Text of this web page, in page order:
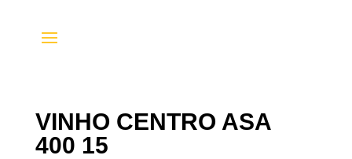
VINHO CENTRO ASA
400 15